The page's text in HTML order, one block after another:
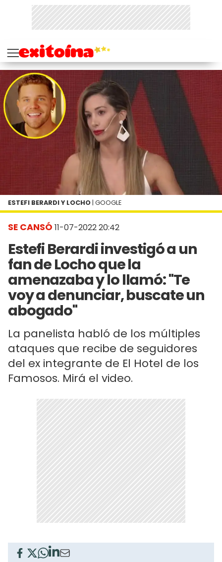
SE CANSÓ 11-07-2022 20:42
Estefi Berardi investigó a un
fan de Locho que la
amenazaba y lo llamó: "Te
voy a denunciar, buscate un
abogado"
La panelista habló de los múltiples
ataques que recibe de seguidores
del ex integrante de El Hotel de los
Famosos. Mirá el video.
ESTEFI BERARDI Y LOCHO | GOOGLE